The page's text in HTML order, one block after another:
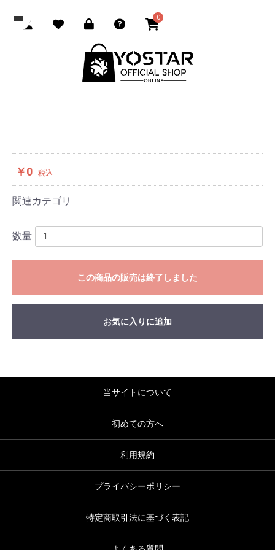
0
￥0 税込
関連カテゴリ
数量
この商品の販売は終了しました
お気に入りに追加
当サイトについて
初めての方へ
利用規約
プライバシーポリシー
特定商取引法に基づく表記